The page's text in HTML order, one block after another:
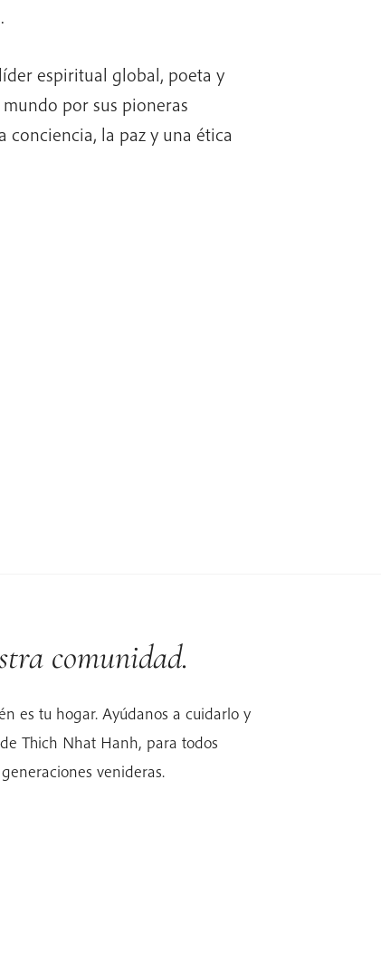
espiritual global, poeta y
por sus pioneras
conciencia, la paz y una ética
comunidad.
es tu hogar. Ayúdanos a cuidarlo y
Thich Nhat Hanh, para todos
venideras.